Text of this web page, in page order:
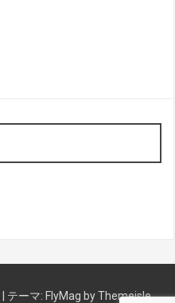
テーマ: FlyMag by Themeisle